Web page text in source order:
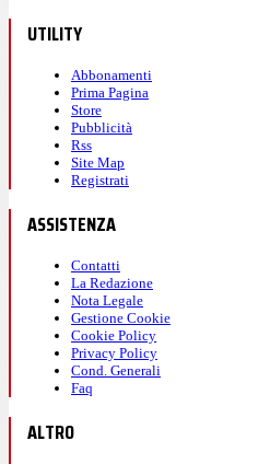
UTILITY
Abbonamenti
Prima Pagina
Store
Pubblicità
Rss
Site Map
Registrati
ASSISTENZA
Contatti
La Redazione
Nota Legale
Gestione Cookie
Cookie Policy
Privacy Policy
Cond. Generali
Faq
ALTRO